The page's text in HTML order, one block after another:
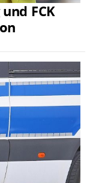
FCK